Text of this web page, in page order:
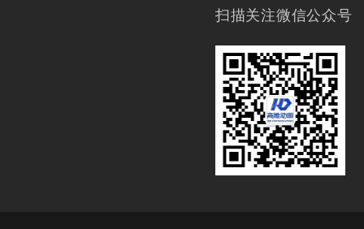
扫描关注微信公众号